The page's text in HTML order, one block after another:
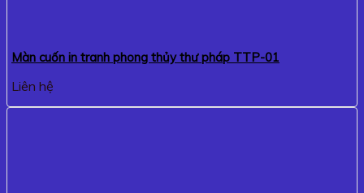
Màn cuốn in tranh phong thủy thư pháp TTP-01
Liên hệ